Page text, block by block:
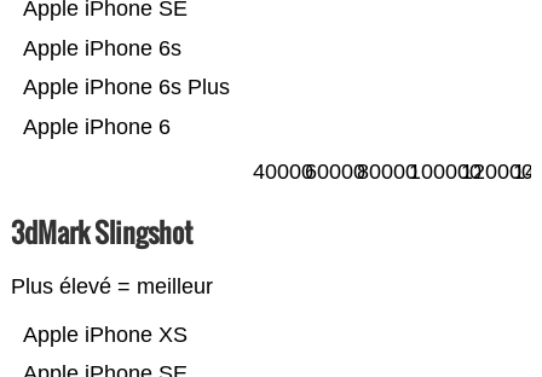
Apple iPhone 6
Apple iPhone 6s Plus
Apple iPhone 6s
Apple iPhone SE
400006000080000100000120000
3dMark Slingshot
Plus élevé = meilleur
Apple iPhone XS